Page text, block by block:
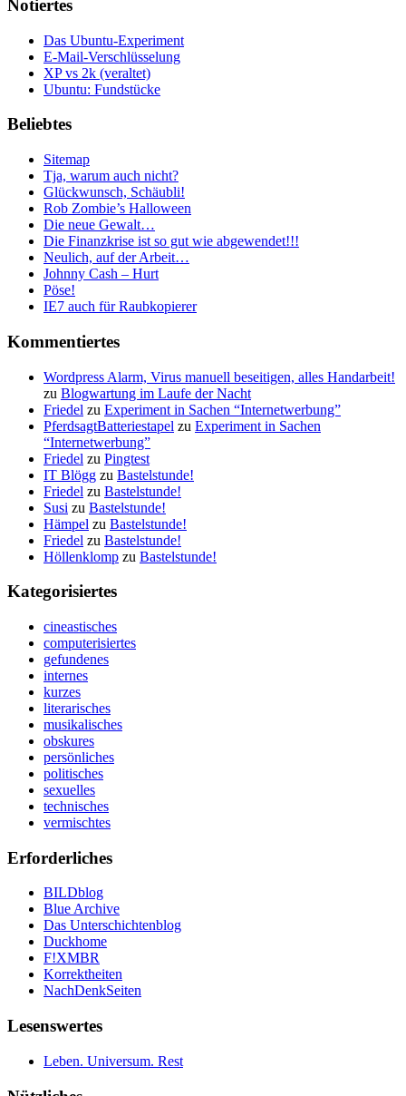
Notiertes
Das Ubuntu-Experiment
E-Mail-Verschlüsselung
XP vs 2k (veraltet)
Ubuntu: Fundstücke
Beliebtes
Sitemap
Tja, warum auch nicht?
Glückwunsch, Schäubli!
Rob Zombie’s Halloween
Die neue Gewalt…
Die Finanzkrise ist so gut wie abgewendet!!!
Neulich, auf der Arbeit…
Johnny Cash – Hurt
Pöse!
IE7 auch für Raubkopierer
Kommentiertes
Wordpress Alarm, Virus manuell beseitigen, alles Handarbeit!
zu Blogwartung im Laufe der Nacht
Friedel zu Experiment in Sachen “Internetwerbung”
PferdsagtBatteriestapel zu Experiment in Sachen
“Internetwerbung”
Friedel zu Pingtest
IT Blögg zu Bastelstunde!
Friedel zu Bastelstunde!
Susi zu Bastelstunde!
Hämpel zu Bastelstunde!
Friedel zu Bastelstunde!
Höllenklomp zu Bastelstunde!
Kategorisiertes
cineastisches
computerisiertes
gefundenes
internes
kurzes
literarisches
musikalisches
obskures
persönliches
politisches
sexuelles
technisches
vermischtes
Erforderliches
BILDblog
Blue Archive
Das Unterschichtenblog
Duckhome
F!XMBR
Korrektheiten
NachDenkSeiten
Lesenswertes
Leben. Universum. Rest